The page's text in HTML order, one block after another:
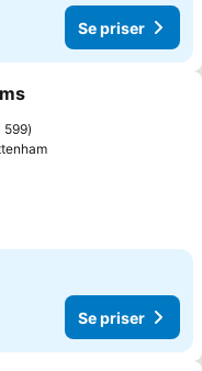
Se priser
i favoritter
599
Se priser